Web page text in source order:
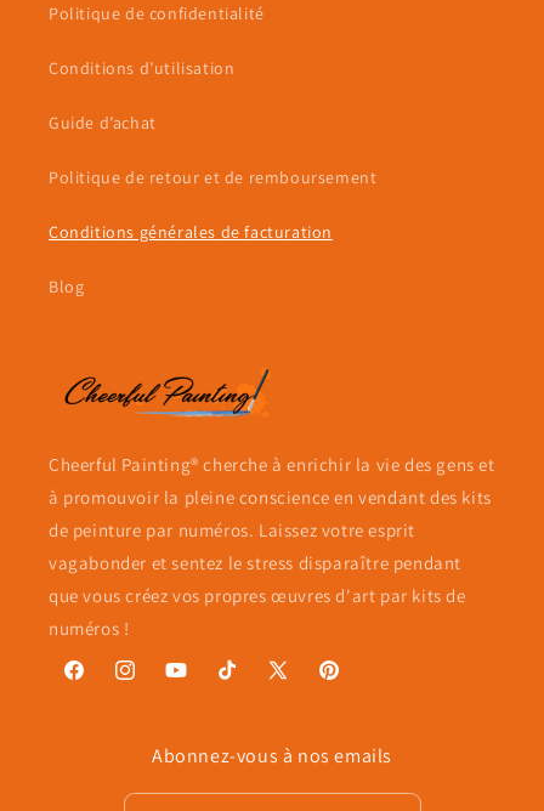
Politique de confidentialité
Conditions d’utilisation
Guide d’achat
Politique de retour et de remboursement
Conditions générales de facturation
Blog
Cheerful Painting® cherche à enrichir la vie des gens et
à promouvoir la pleine conscience en vendant des kits
de peinture par numéros. Laissez votre esprit
vagabonder et sentez le stress disparaître pendant
que vous créez vos propres œuvres d'art par kits de
numéros !
FacebookInstagramYouTubeTikTok
X
Pinterest
Abonnez-vous à nos emails